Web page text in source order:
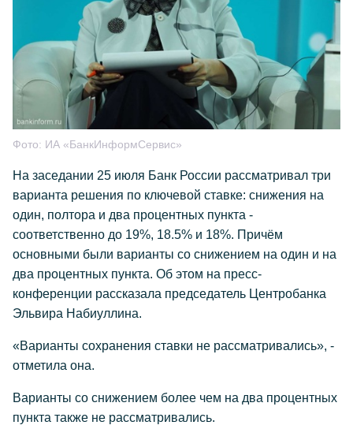
Фото: ИА «БанкИнформСервис»
На заседании 25 июля Банк России рассматривал три
варианта решения по ключевой ставке: снижения на
один, полтора и два процентных пункта -
соответственно до 19%, 18.5% и 18%. Причём
основными были варианты со снижением на один и на
два процентных пункта. Об этом на пресс-
конференции рассказала председатель Центробанка
Эльвира Набиуллина.
«Варианты сохранения ставки не рассматривались», -
отметила она.
Варианты со снижением более чем на два процентных
пункта также не рассматривались.